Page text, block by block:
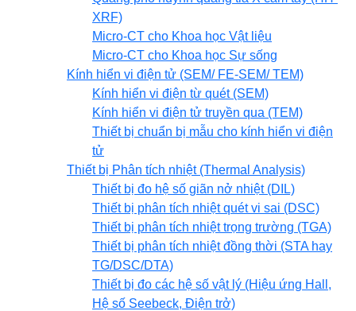
XRF)
Micro-CT cho Khoa học Vật liệu
Micro-CT cho Khoa học Sự sống
Kính hiển vi điện tử (SEM/ FE-SEM/ TEM)
Kính hiển vi điện từ quét (SEM)
Kính hiển vi điện tử truyền qua (TEM)
Thiết bị chuẩn bị mẫu cho kính hiển vi điện
tử
Thiết bị Phân tích nhiệt (Thermal Analysis)
Thiết bị đo hệ số giãn nở nhiệt (DIL)
Thiết bị phân tích nhiệt quét vi sai (DSC)
Thiết bị phân tích nhiệt trọng trường (TGA)
Thiết bị phân tích nhiệt đồng thời (STA hay
TG/DSC/DTA)
Thiết bị đo các hệ số vật lý (Hiệu ứng Hall,
Hệ số Seebeck, Điện trở)